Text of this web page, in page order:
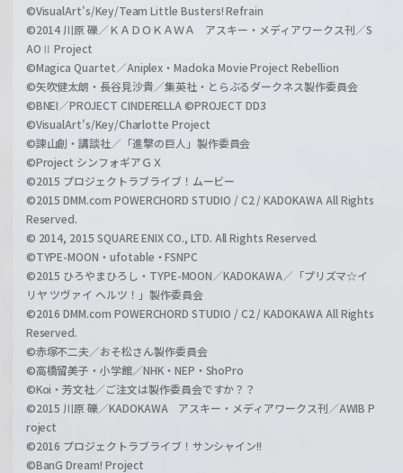
©VisualArt's/Key/Team Little Busters! Refrain
©2014 川原 礫／ＫＡＤＯＫＡＷＡ アスキー・メディアワークス刊／S
AOⅡ Project
©Magica Quartet／Aniplex・Madoka Movie Project Rebellion
©矢吹健太朗・長谷見沙貴／集英社・とらぶるダークネス製作委員会
©BNEI／PROJECT CINDERELLA ©PROJECT DD3
©VisualArt's/Key/Charlotte Project
©諫山創・講談社／「進撃の巨人」製作委員会
©Project シンフォギアＧＸ
©2015 プロジェクトラブライブ！ムービー
©2015 DMM.com POWERCHORD STUDIO / C2 / KADOKAWA All Rights
Reserved.
© 2014, 2015 SQUARE ENIX CO., LTD. All Rights Reserved.
©TYPE-MOON・ufotable・FSNPC
©2015 ひろやまひろし・TYPE-MOON／KADOKAWA／「プリズマ☆イ
リヤ ツヴァイ ヘルツ！」製作委員会
©2016 DMM.com POWERCHORD STUDIO / C2 / KADOKAWA All Rights
Reserved.
©赤塚不二夫／おそ松さん製作委員会
©高橋留美子・小学館／NHK・NEP・ShoPro
©Koi・芳文社／ご注文は製作委員会ですか？？
©2015 川原 礫／KADOKAWA アスキー・メディアワークス刊／AWIB P
roject
©2016 プロジェクトラブライブ！サンシャイン!!
©BanG Dream! Project